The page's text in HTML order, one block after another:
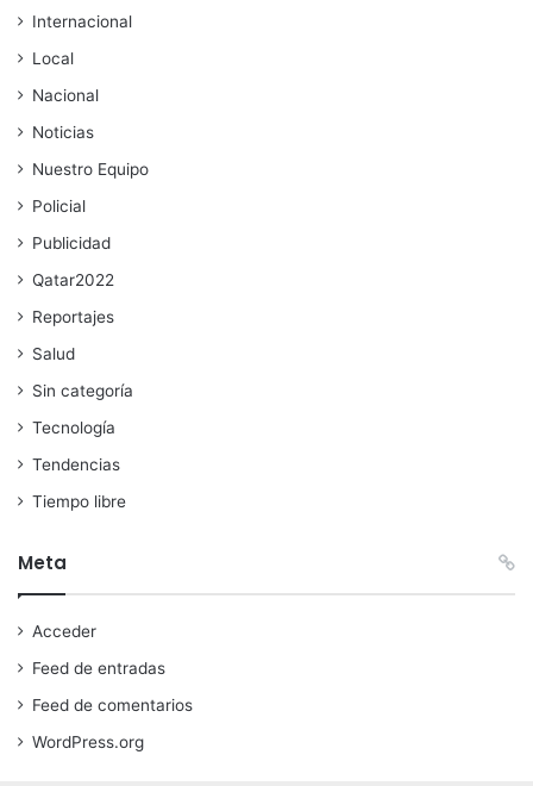
Internacional
Local
Nacional
Noticias
Nuestro Equipo
Policial
Publicidad
Qatar2022
Reportajes
Salud
Sin categoría
Tecnología
Tendencias
Tiempo libre
Meta
Acceder
Feed de entradas
Feed de comentarios
WordPress.org